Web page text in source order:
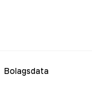
Bolagsdata